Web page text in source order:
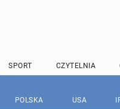
SPORT CZYTELNIA
POLSKA USA